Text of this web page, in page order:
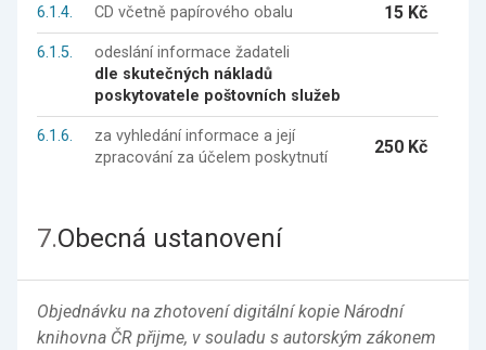
6.1.4. CD včetně papírového obalu 15 Kč
6.1.5.
odeslání informace žadateli
dle skutečných nákladů
poskytovatele poštovních služeb
6.1.6.
za vyhledání informace a její
zpracování za účelem poskytnutí
250 Kč
7.Obecná ustanovení
Objednávku na zhotovení digitální kopie Národní
knihovna ČR přijme, v souladu s autorským zákonem